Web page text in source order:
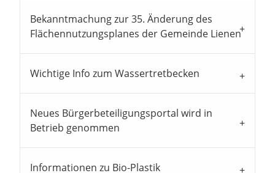
Bekanntmachung zur 35. Änderung des
Flächennutzungsplanes der Gemeinde Lienen
Wichtige Info zum Wassertretbecken
Neues Bürgerbeteiligungsportal wird in
Betrieb genommen
Informationen zu Bio-Plastik